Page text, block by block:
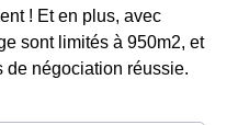
! Et en plus, avec
sont limités à 950m2, et
de négociation réussie.